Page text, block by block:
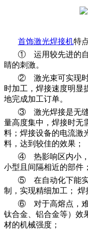
首饰激光焊接机特
① 运用较先进的自
睛的刺激。
② 激光束可实现时
时加工，焊接速度明显
地完成加工订单。
③ 激光焊接是无缝
量高度集中，焊接时无
料；焊接设备的电流激
料，达到较佳的效果；
④ 热影响区内小，
小型且间隔相近的部件
⑤ 在自动化下能实
制，实现精细加工； 焊
⑥ 对于高熔点，难
钛合金、铝合金等）效
材的机械强度；